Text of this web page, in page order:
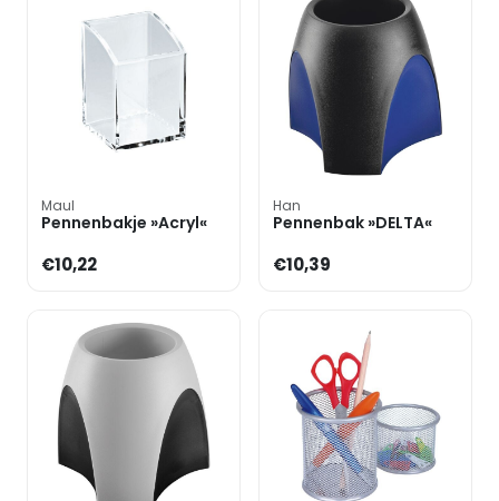
Maul
Pennenbakje »Acryl«
€10,22
Han
Pennenbak »DELTA«
€10,39